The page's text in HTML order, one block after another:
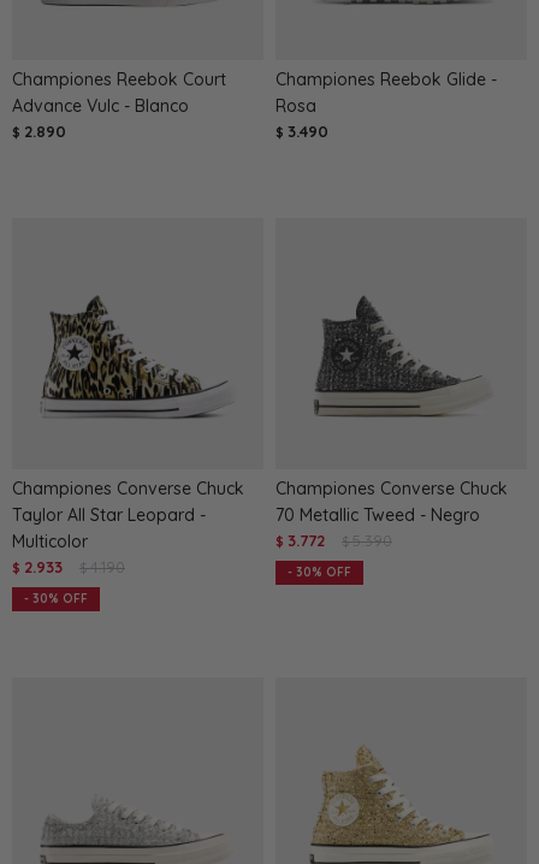
Championes Reebok Court
Advance Vulc - Blanco
$ 2.890
Championes Reebok Glide -
Rosa
$ 3.490
Championes Converse Chuck
Taylor All Star Leopard -
Multicolor
$ 2.933 $ 4.190
30
Championes Converse Chuck
70 Metallic Tweed - Negro
$ 3.772 $ 5.390
30